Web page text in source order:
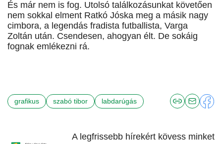
És már nem is fog. Utolsó találkozásunkat követően
nem sokkal elment Ratkó Jóska meg a másik nagy
cimbora, a legendás fradista futballista, Varga
Zoltán után. Csendesen, ahogyan élt. De sokáig
fognak emlékezni rá.
grafikus szabó tibor labdarúgás
A legfrissebb hírekért kövess minket